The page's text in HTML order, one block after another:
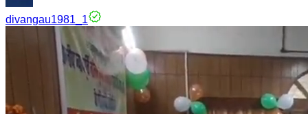
divangau1981_1